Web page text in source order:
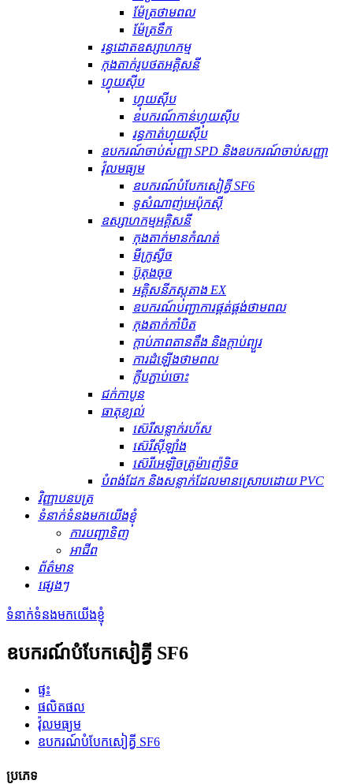
ម៉ែត្រថាមពល
ម៉ែត្រទឹក
រន្ធដោតឧស្សាហកម្ម
កុងតាក់រូបថតអគ្គិសនី
ហ្វុយស៊ីប
ហ្វុយស៊ីប
ឧបករណ៍​កាន់​ហ្វុយស៊ីប
រន្ធ​កាត់​ហ្វុយស៊ីប
ឧបករណ៍ចាប់សញ្ញា SPD និងឧបករណ៍ចាប់សញ្ញា
វ៉ុលមធ្យម
ឧបករណ៍បំបែកសៀគ្វី SF6
ទូសំណាញ់អេប៉ុកស៊ី
ឧស្សាហកម្មអគ្គិសនី
កុងតាក់មានកំណត់
មីក្រូស្វីច
ប៊ូតុងចុច
អគ្គិសនីភស្តុតាង EX
ឧបករណ៍បញ្ជាការផ្គត់ផ្គង់ថាមពល
កុងតាក់កាំបិត
ក្ដាប់ភាពតានតឹង និងក្ដាប់ព្យួរ
ការដំឡើងថាមពល
ក្លីបភ្ជាប់ចោះ
ជក់កាបូន
ធាតុ​ខ្យល់
ស៊េរីសន្លាក់រហ័ស
ស៊េរីស៊ីឡាំង
ស៊េរីអេឡិចត្រូម៉ាញ៉េទិច
បំពង់ដែក និងសន្លាក់ដែលមានស្រោបដោយ PVC
វិញ្ញាបនបត្រ
ទំនាក់ទំនងមកយើងខ្ញុំ
ការបញ្ជាទិញ
អាជីព
ព័ត៌មាន
ផ្សេងៗ
ទំនាក់ទំនងមកយើងខ្ញុំ
ឧបករណ៍បំបែកសៀគ្វី SF6
ផ្ទះ
ផលិតផល
វ៉ុលមធ្យម
ឧបករណ៍បំបែកសៀគ្វី SF6
ប្រភេទ